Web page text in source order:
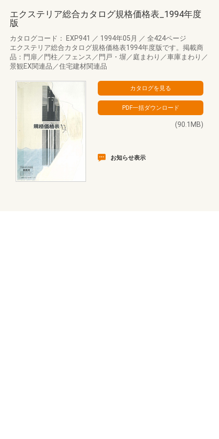
エクステリア総合カタログ規格価格表_1994年度
版
カタログコード： EXP941 ／ 1994年05月 ／ 全424ページ
エクステリア総合カタログ規格価格表1994年度版です。掲載商
品：門扉／門柱／フェンス／門戸・塀／庭まわり／車庫まわり／
景観EX関連品／住宅建材関連品
(90.1MB)
お知らせ表示